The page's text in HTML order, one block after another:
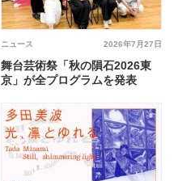
2026年7月27日
ニュース
舞台芸術祭「秋の隕石2026東
京」が全プログラムを発表